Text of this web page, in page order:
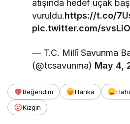
atışında hedef uçak
vuruldu.https://t.co/
pic.twitter.com/
— T.C. Millî Savunma
(@tcsavunma) May 4,
Beğendim Harika
Kızgın